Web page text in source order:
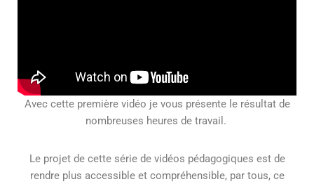
Avec cette première vidéo je vous présente le résultat de
nombreuses heures de travail.
Le projet de cette série de vidéos pédagogiques est de
rendre plus accessible et compréhensible, par tous, ce